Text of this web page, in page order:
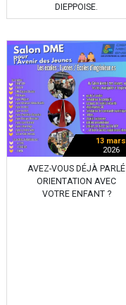
DIEPPOISE.
13 mars
2026
AVEZ-VOUS DÉJÀ PARLÉ
ORIENTATION AVEC
VOTRE ENFANT ?